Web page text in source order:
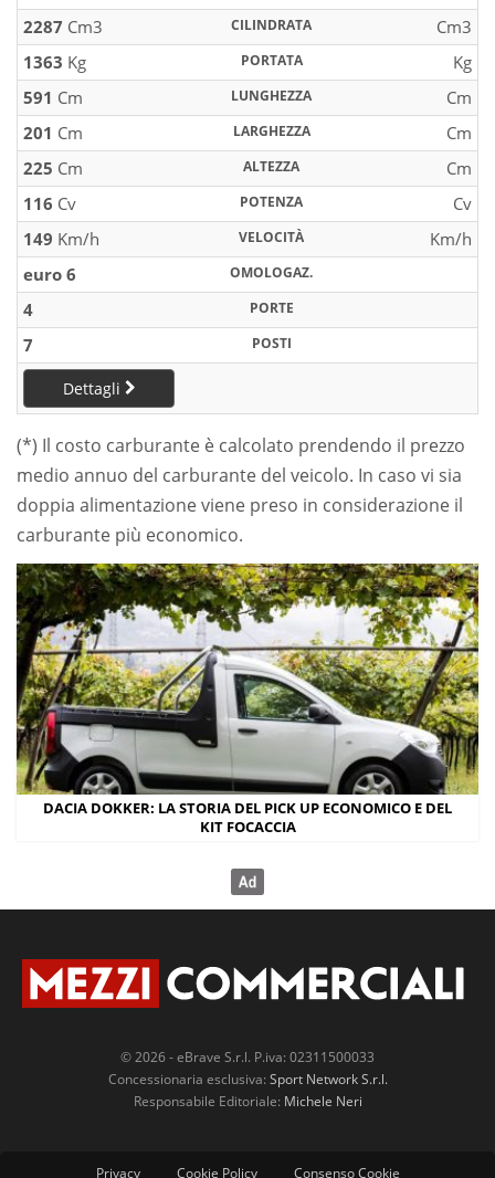
2287 Cm3 CILINDRATA
Cm3
1363 Kg PORTATA
Kg
591 Cm LUNGHEZZA
Cm
201 Cm LARGHEZZA
Cm
225 Cm ALTEZZA
Cm
116 Cv POTENZA
Cv
149 Km/h VELOCITÀ
Km/h
euro 6
OMOLOGAZ.
4 PORTE
7 POSTI
Dettagli
(*) Il costo carburante è calcolato prendendo il prezzo
medio annuo del carburante del veicolo. In caso vi sia
doppia alimentazione viene preso in considerazione il
carburante più economico.
DACIA DOKKER: LA STORIA DEL PICK UP ECONOMICO E DEL
KIT FOCACCIA
© 2026 - eBrave S.r.l. P.iva: 02311500033
Concessionaria esclusiva: Sport Network S.r.l.
Responsabile Editoriale: Michele Neri
Privacy Cookie Policy Consenso Cookie